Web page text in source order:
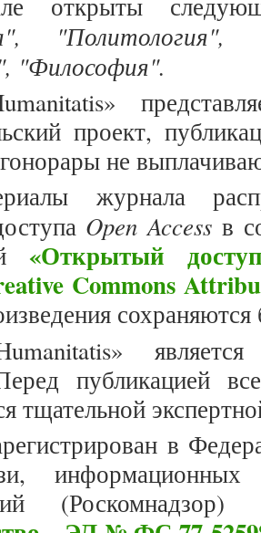
открыты
"Политология",
"Философия".
проект,
гонорары не
журнала
Open Access в
«Открытый
Commons
публикацией
тщательной
в